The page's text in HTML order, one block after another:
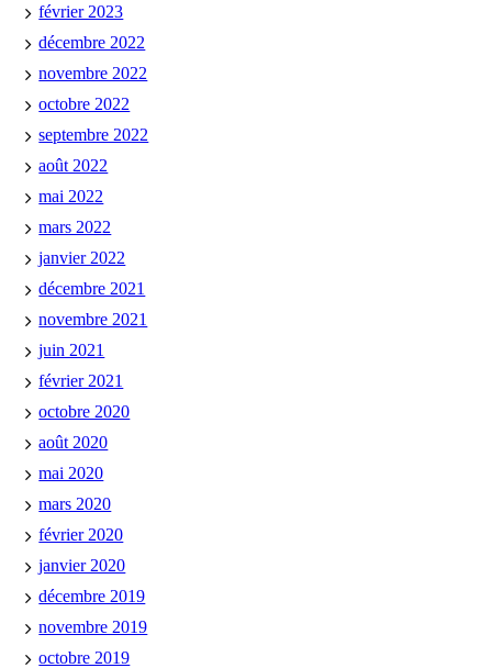
février 2023
décembre 2022
novembre 2022
octobre 2022
septembre 2022
août 2022
mai 2022
mars 2022
janvier 2022
décembre 2021
novembre 2021
juin 2021
février 2021
octobre 2020
août 2020
mai 2020
mars 2020
février 2020
janvier 2020
décembre 2019
novembre 2019
octobre 2019